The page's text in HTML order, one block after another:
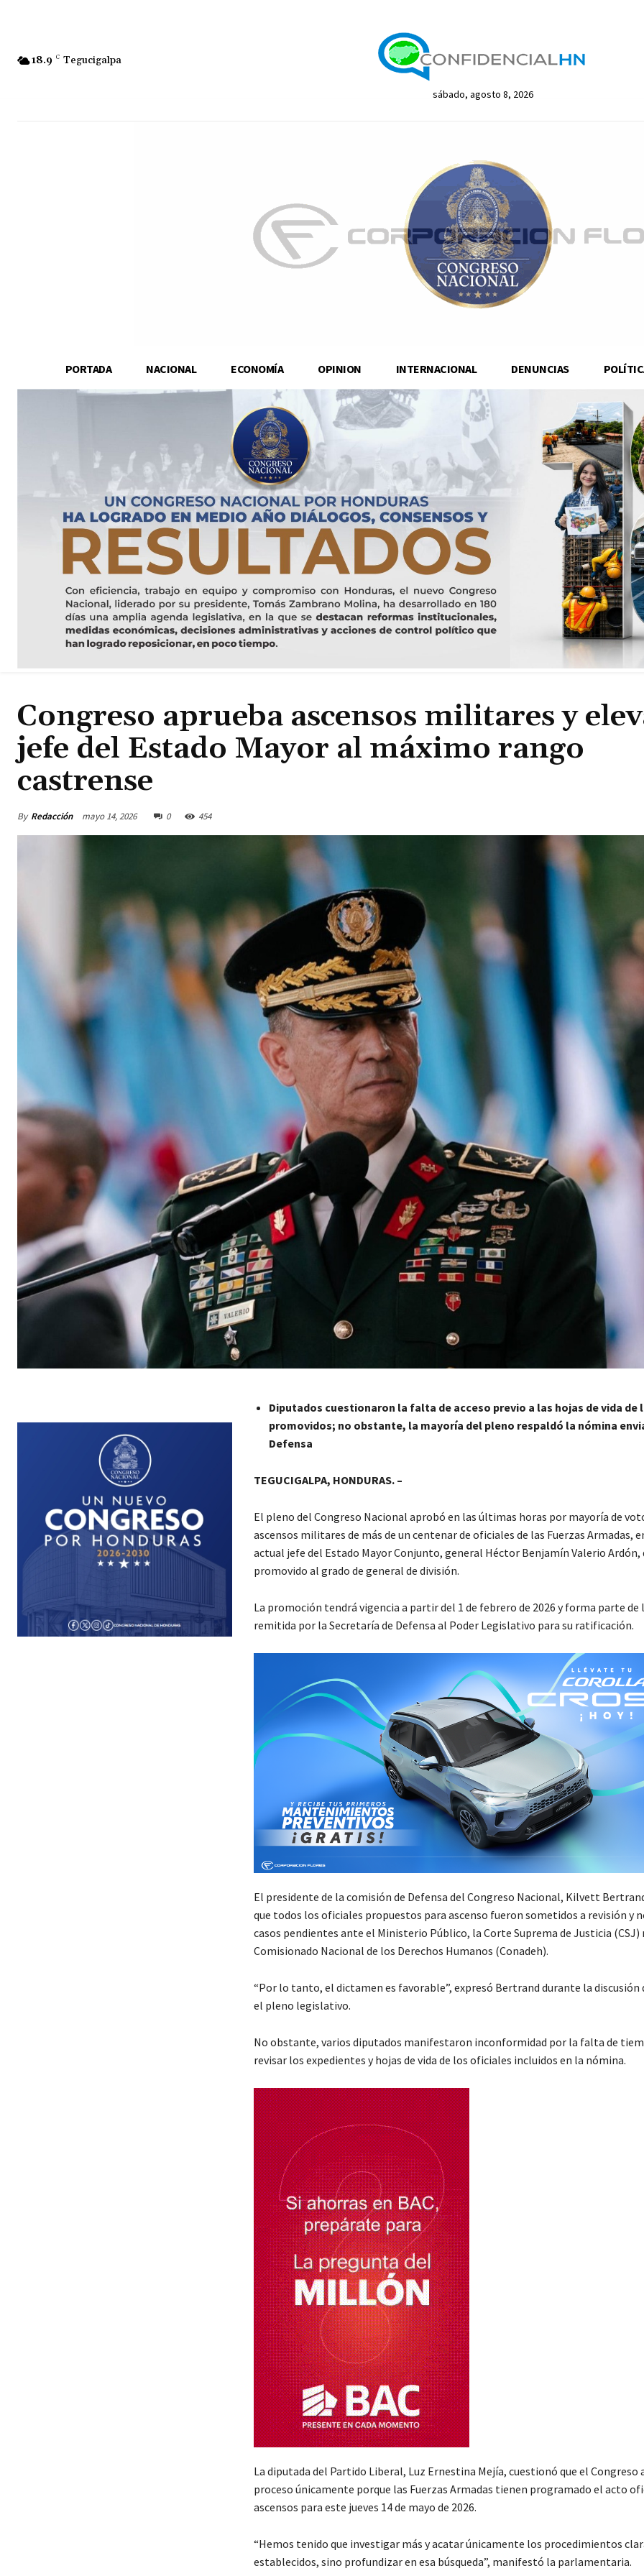
18.9 C Tegucigalpa
sábado, agosto 8, 2026
PORTADA NACIONAL ECONOMÍA OPINION INTERNACIONAL DENUNCIAS
Congreso aprueba ascensos militares y
jefe del Estado Mayor al máximo rango
castrense
By Redacción mayo 14, 2026 0 454
Diputados cuestionaron la falta de acceso previo a las hojas de vida de
promovidos; no obstante, la mayoría del pleno respaldó la nómina
Defensa
TEGUCIGALPA, HONDURAS. –
El pleno del Congreso Nacional aprobó en las últimas horas por mayoría de
ascensos militares de más de un centenar de oficiales de las Fuerzas Armadas,
actual jefe del Estado Mayor Conjunto, general Héctor Benjamín Valerio Ardón,
promovido al grado de general de división.
La promoción tendrá vigencia a partir del 1 de febrero de 2026 y forma parte de
remitida por la Secretaría de Defensa al Poder Legislativo para su ratificación.
El presidente de la comisión de Defensa del Congreso Nacional, Kilvett
que todos los oficiales propuestos para ascenso fueron sometidos a revisión y
casos pendientes ante el Ministerio Público, la Corte Suprema de Justicia (CSJ)
Comisionado Nacional de los Derechos Humanos (Conadeh).
“Por lo tanto, el dictamen es favorable”, expresó Bertrand durante la discusión
el pleno legislativo.
No obstante, varios diputados manifestaron inconformidad por la falta de
revisar los expedientes y hojas de vida de los oficiales incluidos en la nómina.
La diputada del Partido Liberal, Luz Ernestina Mejía, cuestionó que el Congreso
proceso únicamente porque las Fuerzas Armadas tienen programado el acto
ascensos para este jueves 14 de mayo de 2026.
“Hemos tenido que investigar más y acatar únicamente los procedimientos
establecidos, sino profundizar en esa búsqueda”, manifestó la parlamentaria.